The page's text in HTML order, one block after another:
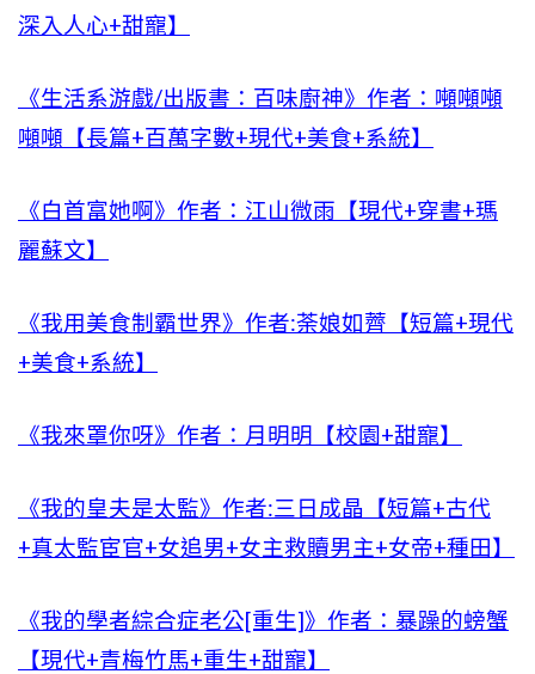
深入人心+甜寵】
《生活系游戲/出版書：百味廚神》作者：噸噸噸
噸噸【長篇+百萬字數+現代+美食+系統】
《白首富她啊》作者：江山微雨【現代+穿書+瑪
麗蘇文】
《我用美食制霸世界》作者:荼娘如薺【短篇+現代
+美食+系統】
《我來罩你呀》作者：月明明【校園+甜寵】
《我的皇夫是太監》作者:三日成晶【短篇+古代
+真太監宦官+女追男+女主救贖男主+女帝+種田】
《我的學者綜合症老公[重生]》作者：暴躁的螃蟹
【現代+青梅竹馬+重生+甜寵】